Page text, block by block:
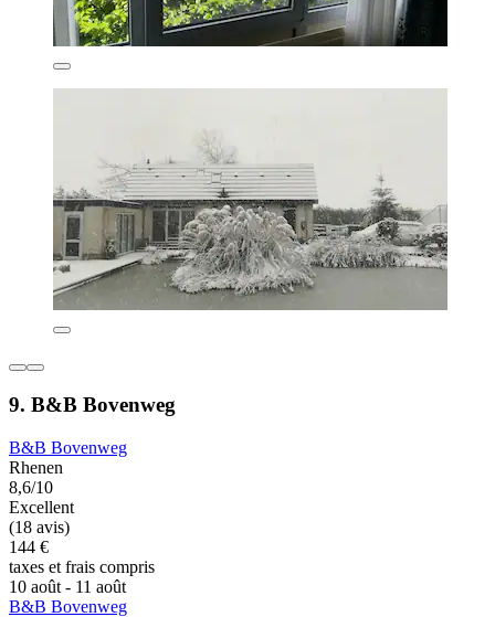
9. B&B Bovenweg
B&B Bovenweg
Rhenen
8,6/10
Excellent
(18 avis)
144 €
taxes et frais compris
10 août - 11 août
B&B Bovenweg